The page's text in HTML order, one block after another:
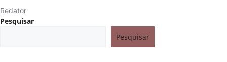
Redator
Pesquisar
Pesquisar